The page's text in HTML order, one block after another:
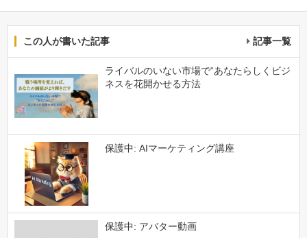
この人が書いた記事 記事一覧
ライバルのいない市場で“あなたらしくビジ
ネスを花開かせる方法
保護中: AIマーケティング講座
保護中: アバター動画